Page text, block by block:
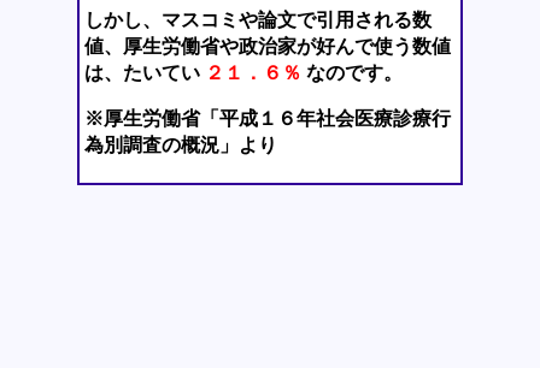
しかし、マスコミや論文で引用される数
値、厚生労働省や政治家が好んで使う数値
は、たいてい ２１．６％ なのです。
※厚生労働省「平成１６年社会医療診療行
為別調査の概況」より